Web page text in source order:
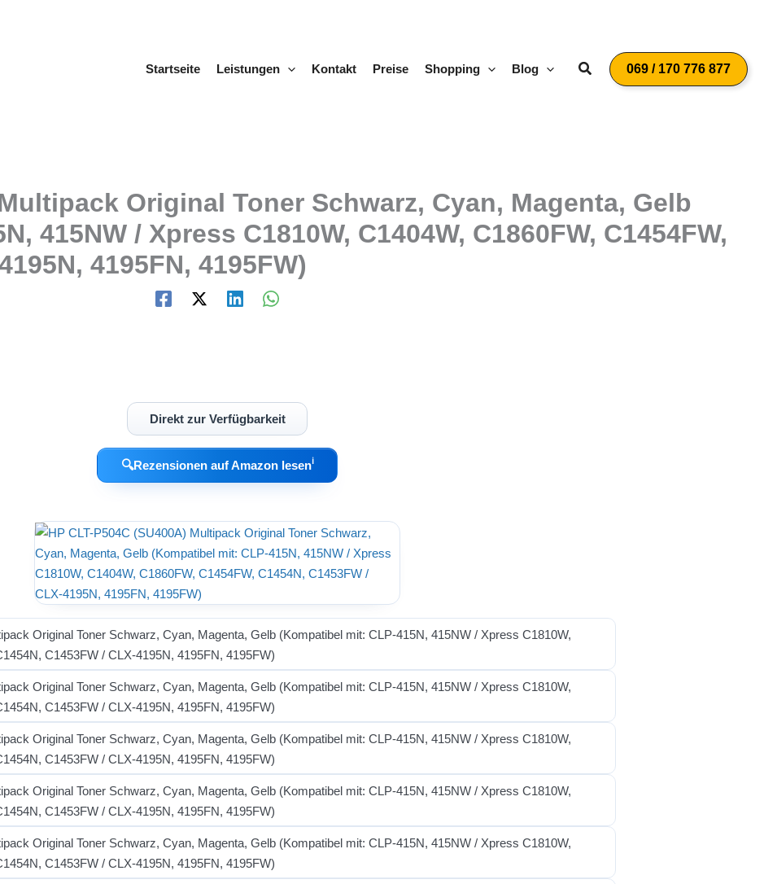
Startseite
Leistungen Kontakt Preise Shopping Blog Suchen069 / 170 776 877
Original Toner Schwarz, Cyan, Magenta, Gelb
415NW / Xpress C1810W, C1404W, C1860FW, C1454FW,
4195FN, 4195FW)
Direkt zur Verfügbarkeit
🔍Rezensionen auf Amazon lesenℹ︎